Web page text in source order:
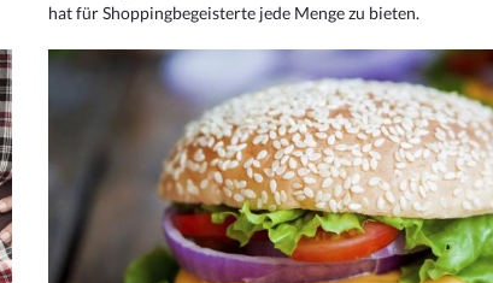
hat für Shoppingbegeisterte jede Menge zu bieten.